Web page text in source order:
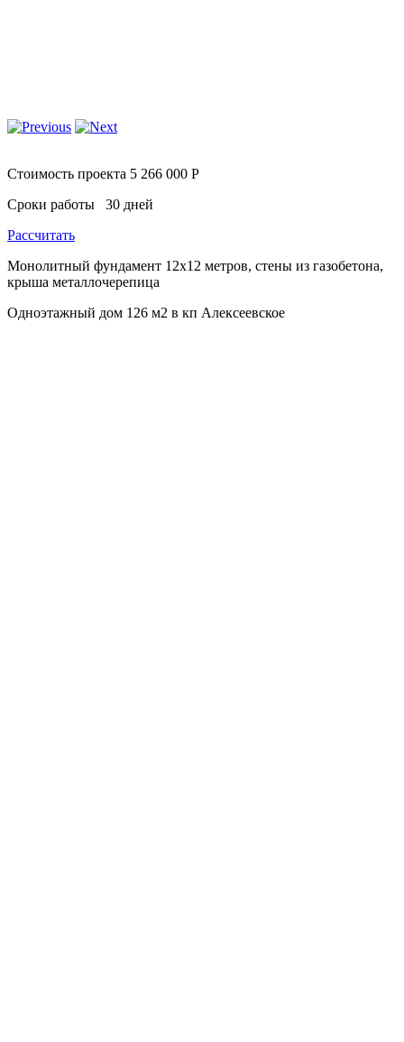
Стоимость проекта 5 266 000 Р
Сроки работы 30 дней
Рассчитать
Монолитный фундамент 12х12 метров, стены из газобетона,
крыша металлочерепица
Одноэтажный дом 126 м2 в кп Алексеевское